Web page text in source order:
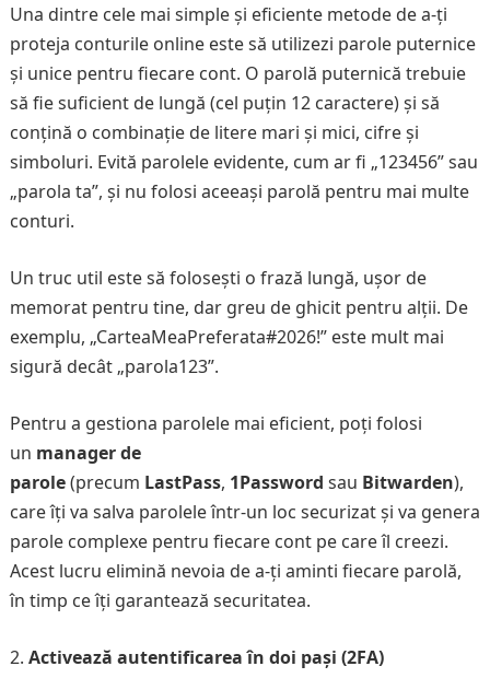
Una dintre cele mai simple și eficiente metode de a-ți
proteja conturile online este să utilizezi parole puternice
și unice pentru fiecare cont. O parolă puternică trebuie
să fie suficient de lungă (cel puțin 12 caractere) și să
conțină o combinație de litere mari și mici, cifre și
simboluri. Evită parolele evidente, cum ar fi „123456” sau
„parola ta”, și nu folosi aceeași parolă pentru mai multe
conturi.
Un truc util este să folosești o frază lungă, ușor de
memorat pentru tine, dar greu de ghicit pentru alții. De
exemplu, „CarteaMeaPreferata#2026!” este mult mai
sigură decât „parola123”.
Pentru a gestiona parolele mai eficient, poți folosi
un manager de
parole(precum LastPass, 1Password sau Bitwarden),
care îți va salva parolele într-un loc securizat și va genera
parole complexe pentru fiecare cont pe care îl creezi.
Acest lucru elimină nevoia de a-ți aminti fiecare parolă,
în timp ce îți garantează securitatea.
Activează autentificarea în doi pași (2FA)